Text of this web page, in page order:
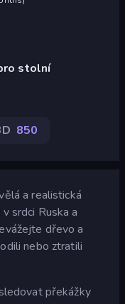
stolní
850
a realistická
srdci Ruska a
dřevo a
nebo ztratili
překážky